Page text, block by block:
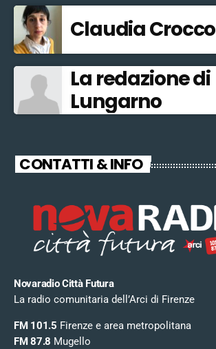
Claudia Crocco
La redazione di
Lungarno
CONTATTI & INFO
Novaradio Città Futura
La radio comunitaria dell’Arci di Firenze
FM 101.5 Firenze e area metropolitana
FM 87.8 Mugello